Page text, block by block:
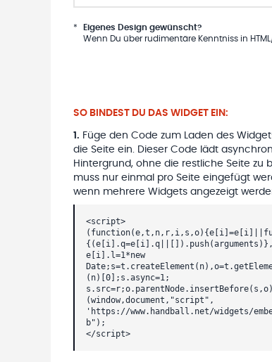
*
Eigenes Design gewünscht?
Wenn Du über rudimentäre Kenntniss in
SO BINDEST DU DAS WIDGET EIN:
1 . Füge den Code zum Laden des
die Seite ein. Dieser Code lädt
Hintergrund, ohne die restliche Seite zu
muss nur einmal pro Seite eingefügt
wenn mehrere Widgets angezeigt
<script>
{(e[i].q=e[i].q||[]).push(arguments)},
e[i].l=1*new
(n)[0];s.async=1;
(window,document,"script",
'https://www.handball.net/widgets/
b");
</script>